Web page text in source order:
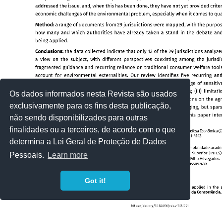
Os dados informados nesta Revista são usados
exclusivamente para os fins desta publicação,
não sendo disponibilizados para outras
finalidades ou a terceiros, de acordo com o que
determina a Lei Geral de Proteção de Dados
Pessoais.
Learn more
Got it!